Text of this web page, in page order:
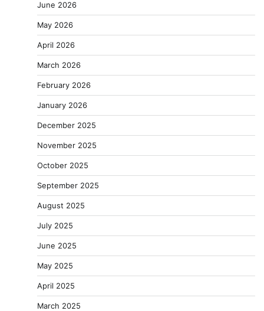
June 2026
May 2026
April 2026
March 2026
February 2026
January 2026
December 2025
November 2025
October 2025
September 2025
August 2025
July 2025
June 2025
May 2025
April 2025
March 2025